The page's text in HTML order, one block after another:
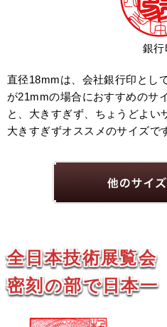
銀行
直径18mmは、会社銀行印とし
が21mmの場合におすすめのサ
と、大きすぎず、ちょうどよい
大きすぎずオススメのサイズで
全日本技術展覧会
密刻の部で日本一